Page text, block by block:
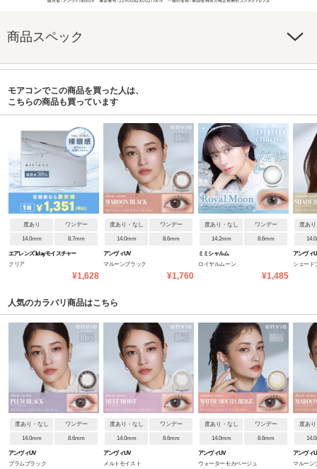
商品スペック
モアコンでこの商品を買った人は、
こちらの商品も買っています
度あり ワンデー
14.0mm 8.7mm
エアレンズ 1day モイスチャー
38% UV ウルトラティン
クリア
¥1,628
度あり・なし ワンデー
14.0mm 8.6mm
アンヴィUV
マルーンブラック
¥1,760
度あり・なし ワンデー
14.2mm 8.6mm
ミミシャルム
ロイヤルムーン
¥1,485
度あ
アンヴィ
シェード
人気のカラバリ商品はこちら
度あり・なし ワンデー
14.0mm 8.6mm
アンヴィUV
プラムブラック
度あり・なし ワンデー
14.0mm 8.6mm
アンヴィUV
メルトモイスト
度あり・なし ワンデー
14.0mm 8.6mm
アンヴィUV
ウォーターモカベージュ
度あ
アンヴィ
マルーン